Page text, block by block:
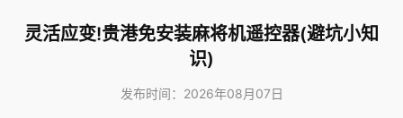
灵活应变!贵港免安装麻将机遥控器(避坑小知
识)
发布时间：2026年08月07日